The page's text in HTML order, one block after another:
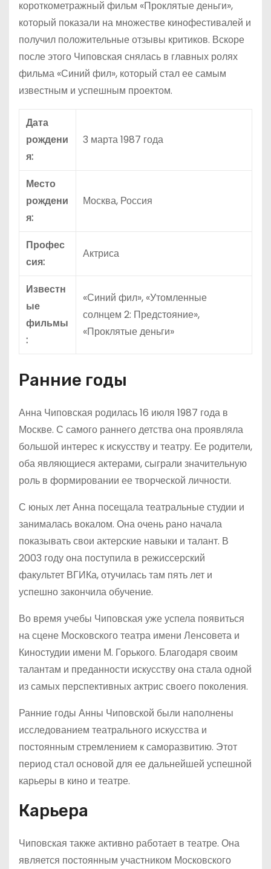
короткометражный фильм «Проклятые деньги»,
который показали на множестве кинофестивалей и
получил положительные отзывы критиков. Вскоре
после этого Чиповская снялась в главных ролях
фильма «Синий фил», который стал ее самым
известным и успешным проектом.
Дата
рождени
я:
3 марта 1987 года
Место
рождени
я:
Москва, Россия
Профес
сия:
Актриса
Известн
ые
фильмы
:
«Синий фил», «Утомленные
солнцем 2: Предстояние»,
«Проклятые деньги»
Ранние годы
Анна Чиповская родилась 16 июля 1987 года в
Москве. С самого раннего детства она проявляла
большой интерес к искусству и театру. Ее родители,
оба являющиеся актерами, сыграли значительную
роль в формировании ее творческой личности.
С юных лет Анна посещала театральные студии и
занималась вокалом. Она очень рано начала
показывать свои актерские навыки и талант. В
2003 году она поступила в режиссерский
факультет ВГИКа, отучилась там пять лет и
успешно закончила обучение.
Во время учебы Чиповская уже успела появиться
на сцене Московского театра имени Ленсовета и
Киностудии имени М. Горького. Благодаря своим
талантам и преданности искусству она стала одной
из самых перспективных актрис своего поколения.
Ранние годы Анны Чиповской были наполнены
исследованием театрального искусства и
постоянным стремлением к саморазвитию. Этот
период стал основой для ее дальнейшей успешной
карьеры в кино и театре.
Карьера
Чиповская также активно работает в театре. Она
является постоянным участником Московского